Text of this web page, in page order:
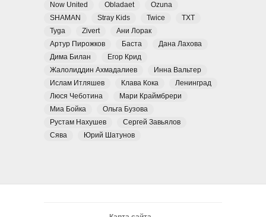
Now United
Obladaet
Ozuna
SHAMAN
Stray Kids Twice
TXT
Tyga
Zivert
Ани Лорак
Артур Пирожков
Баста
Дана Лахова
Дима Билан
Егор Крид
Жалолиддин Ахмадалиев
Инна Вальтер
Ислам Итляшев
Клава Кока
Ленинград
Люся Чеботина
Мари Краймбрери
Миа Бойка
Ольга Бузова
Рустам Нахушев
Сергей Завьялов
Сява
Юрий Шатунов